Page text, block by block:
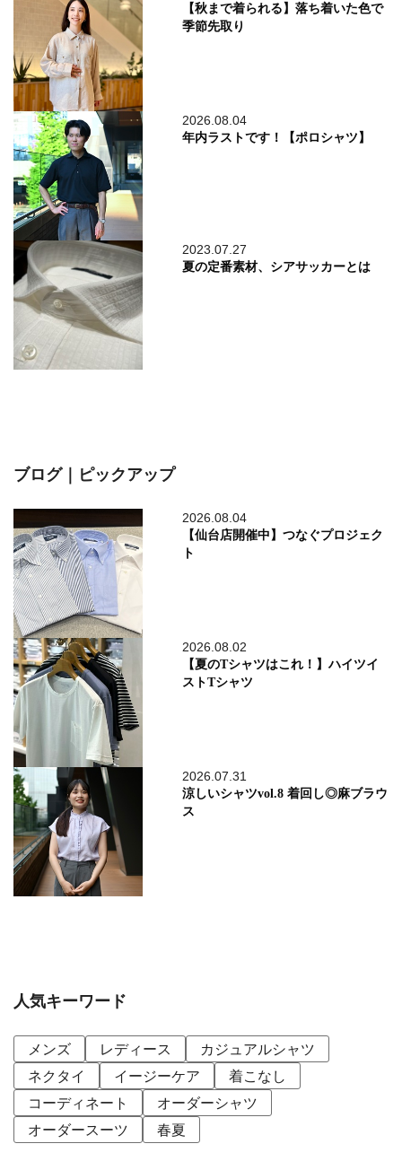
【秋まで着られる】落ち着いた色で
季節先取り
2026.08.04
年内ラストです！【ポロシャツ】
2023.07.27
夏の定番素材、シアサッカーとは
ブログ｜ピックアップ
2026.08.04
【仙台店開催中】つなぐプロジェク
ト
2026.08.02
【夏のTシャツはこれ！】ハイツイ
ストTシャツ
2026.07.31
涼しいシャツvol.8 着回し◎麻ブラウ
ス
人気キーワード
メンズ レディース
カジュアルシャツ
ネクタイ
イージーケア
着こなし
コーディネート
オーダーシャツ
オーダースーツ
春夏